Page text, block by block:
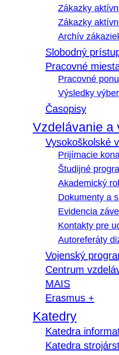
Zákazky
Zákazky
Archív
Slobodný
Pracovné
Pracovné
Výsledky
Časopisy
Vzdelávanie a
Vysokoškolské
Prijímacie
Študijné
Akademický
Dokumenty a
Evidencia
Kontakty pre
Autoreferáty
Vojenský
Centrum
MAIS
Erasmus +
Katedry
Katedra
Katedra